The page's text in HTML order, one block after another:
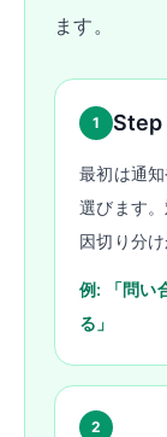
ます。
1 Step
最初は通
選びます
因切り分
例: 「問い
る」
2